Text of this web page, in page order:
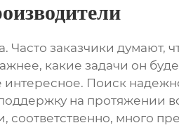
Часто заказчики думают,
какие задачи он
интересное. Поиск
на протяжении
много